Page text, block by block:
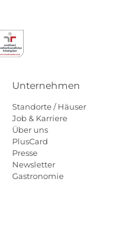
Unternehmen
Standorte / Häuser
Job & Karriere
Über uns
PlusCard
Presse
Newsletter
Gastronomie